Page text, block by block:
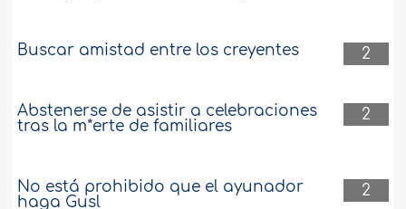
2
Buscar amistad entre los creyentes
2
Abstenerse de asistir a celebraciones
tras la m*erte de familiares
2
No está prohibido que el ayunador
haga Gusl